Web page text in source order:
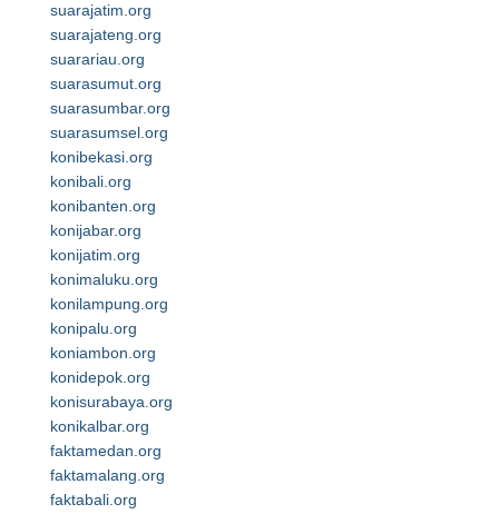
suarajatim.org
suarajateng.org
suarariau.org
suarasumut.org
suarasumbar.org
suarasumsel.org
konibekasi.org
konibali.org
konibanten.org
konijabar.org
konijatim.org
konimaluku.org
konilampung.org
konipalu.org
koniambon.org
konidepok.org
konisurabaya.org
konikalbar.org
faktamedan.org
faktamalang.org
faktabali.org